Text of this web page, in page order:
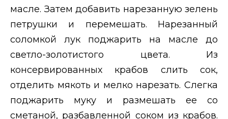
масле. Затем добавить нарезанную зелень
петрушки и перемешать. Нарезанный
соломкой лук поджарить на масле до
светло-золотистого цвета. Из
консервированных крабов слить сок,
отделить мякоть и мелко нарезать. Слегка
поджарить муку и размешать ее со
сметаной, разбавленной соком из крабов.